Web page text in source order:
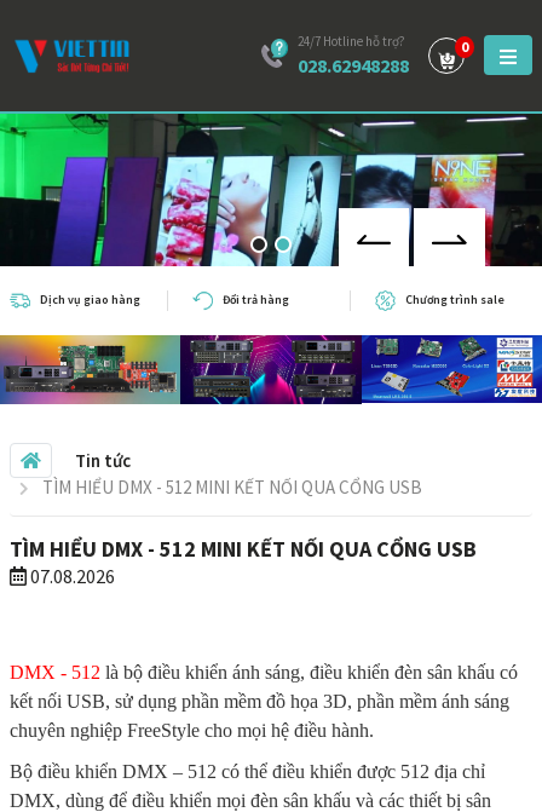
24/7 Hotline hỗ trợ?
028.62948288
0
Dịch vụ giao hàng Đổi trả hàng Chương trình sale
Tin tức
TÌM HIỂU DMX - 512 MINI KẾT NỐI QUA CỔNG USB
TÌM HIỂU DMX - 512 MINI KẾT NỐI QUA CỔNG USB
07.08.2026
DMX - 512 là bộ điều khiển ánh sáng, điều khiển đèn sân khấu có
kết nối USB, sử dụng phần mềm đồ họa 3D, phần mềm ánh sáng
chuyên nghiệp FreeStyle cho mọi hệ điều hành.
Bộ điều khiển DMX – 512 có thể điều khiển được 512 địa chỉ
DMX, dùng để điều khiển mọi đèn sân khấu và các thiết bị sân